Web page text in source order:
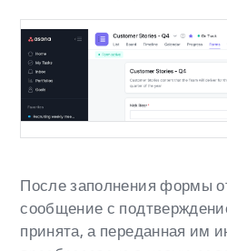
После заполнения формы
сообщение с
принята, а переданная им